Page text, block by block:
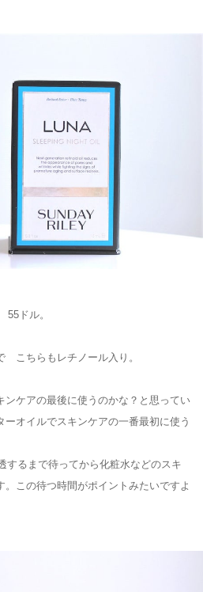
ドル。
こちらもレチノール入り。
ンケアの最後に使うのかな？と思ってい
オイルでスキンケアの一番最初に使う
るまで待ってから化粧水などのスキ
。この待つ時間がポイントみたいですよ